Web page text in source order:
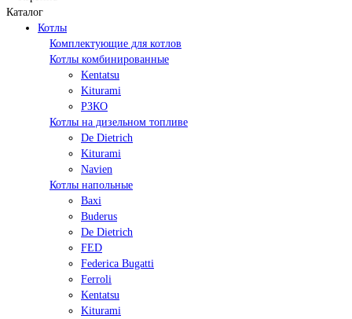
Каталог
Котлы
Комплектующие для котлов
Котлы комбинированные
Kentatsu
Kiturami
РЗКО
Котлы на дизельном топливе
De Dietrich
Kiturami
Navien
Котлы напольные
Baxi
Buderus
De Dietrich
FED
Federica Bugatti
Ferroli
Kentatsu
Kiturami